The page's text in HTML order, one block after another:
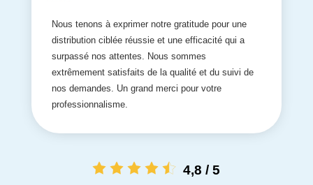
Nous tenons à exprimer notre gratitude pour une
distribution ciblée réussie et une efficacité qui a
surpassé nos attentes. Nous sommes
extrêmement satisfaits de la qualité et du suivi de
nos demandes. Un grand merci pour votre
professionnalisme.
4,8 / 5